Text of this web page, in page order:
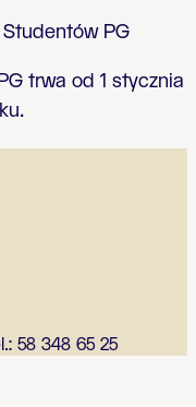
PG
trwa od 1 stycznia
58 348 65 25